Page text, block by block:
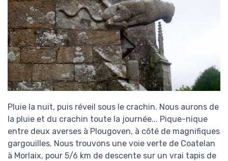
Pluie la nuit, puis réveil sous le crachin. Nous aurons de
la pluie et du crachin toute la journée... Pique-nique
entre deux averses à Plougoven, à côté de magnifiques
gargouilles. Nous trouvons une voie verte de Coatelan
à Morlaix, pour 5/6 km de descente sur un vrai tapis de